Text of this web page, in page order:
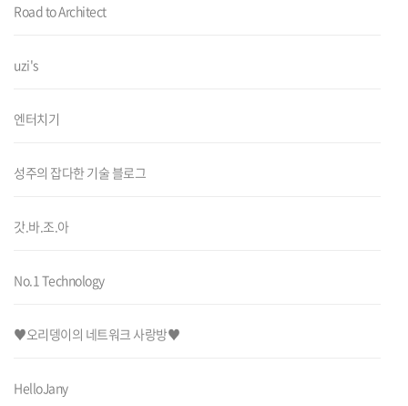
Road to Architect
uzi's
엔터치기
성주의 잡다한 기술 블로그
갓.바.조.아
No.1 Technology
♥오리뎅이의 네트워크 사랑방♥
HelloJany